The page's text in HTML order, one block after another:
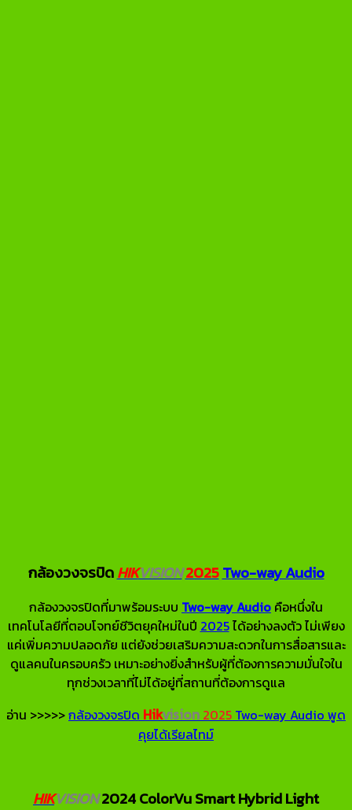
กล้องวงจรปิดHIKVISION2025Two-way Audio
กล้องวงจรปิดที่มาพร้อมระบบ Two-way Audio คือหนึ่งใน
เทคโนโลยีที่ตอบโจทย์ชีวิตยุคใหม่ในปี 2025ได้อย่างลงตัว ไม่เพียง
แค่เพิ่มความปลอดภัย แต่ยังช่วยเสริมความสะดวกในการสื่อสารและ
ดูแลคนในครอบครัว เหมาะอย่างยิ่งสำหรับผู้ที่ต้องการความมั่นใจใน
ทุกช่วงเวลาที่ไม่ได้อยู่ที่สถานที่ต้องการดูแล
อ่าน >>>>>กล้องวงจรปิด Hikvision 2025 Two-way Audio พูด
คุยได้เรียลไทม์
HIKVISION2024 ColorVu Smart Hybrid Light